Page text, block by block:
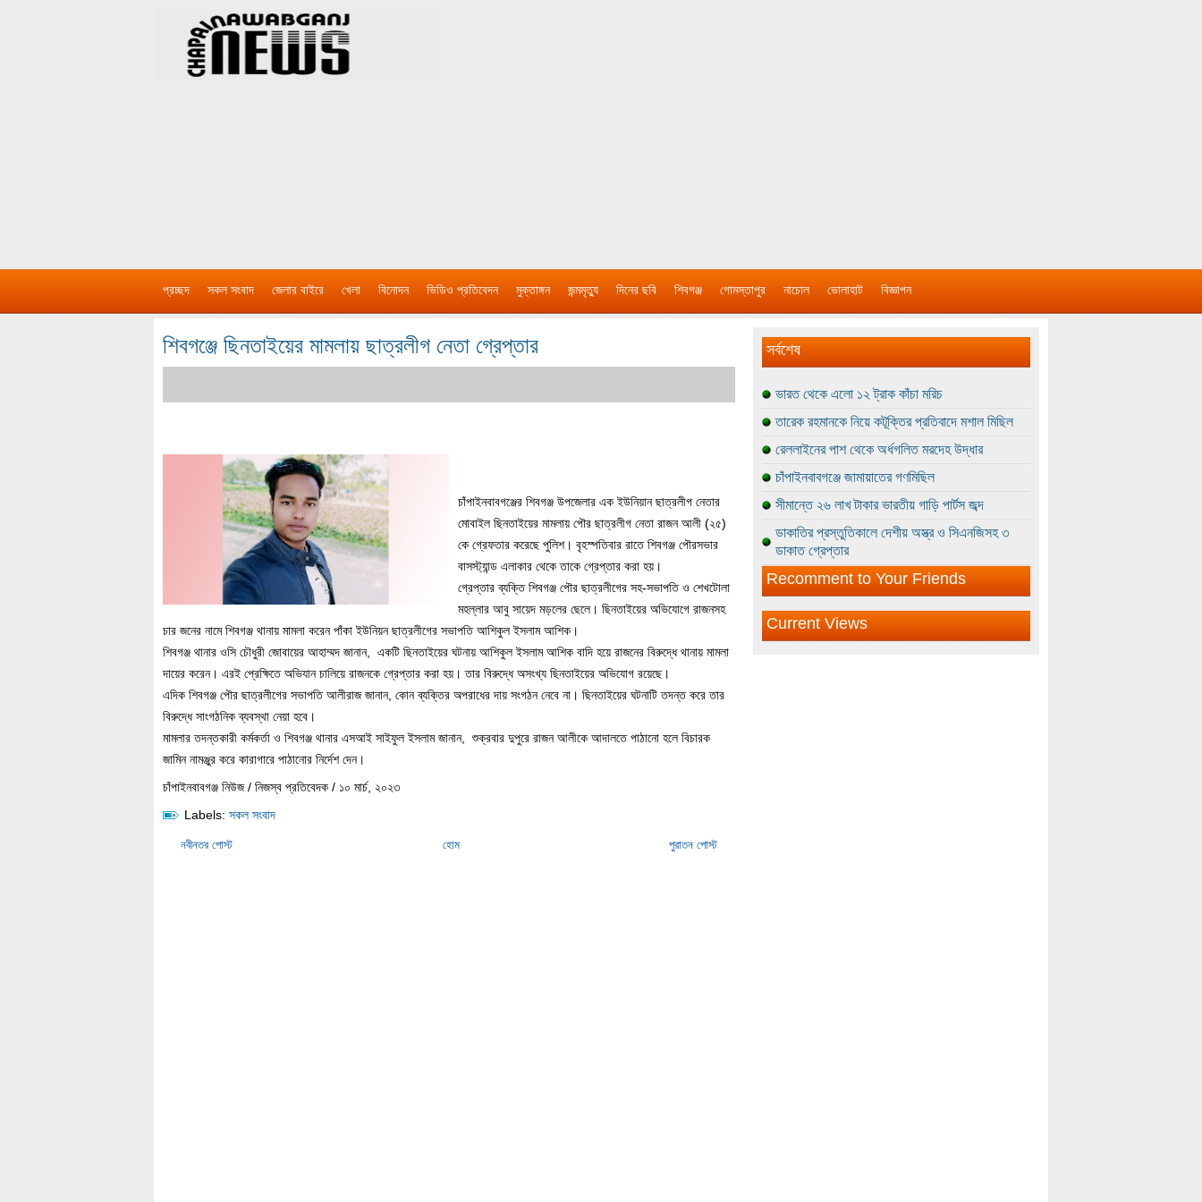
প্রচ্ছদ সকল সংবাদ জেলার বাইরে খেলা বিনোদন ভিডিও প্রতিবেদন মুক্তাঙ্গন জন্মমৃত্যু দিনের ছবি শিবগঞ্জ গোমস্তাপুর নাচোল ভোলাহাট বিজ্ঞাপন
শিবগঞ্জে ছিনতাইয়ের মামলায় ছাত্রলীগ নেতা গ্রেপ্তার
চাঁপাইনবাবগঞ্জের শিবগঞ্জ উপজেলার এক ইউনিয়ান ছাত্রলীগ নেতার
মোবাইল ছিনতাইয়ের মামলায় পৌর ছাত্রলীগ নেতা রাজন আলী (২৫)
কে গ্রেফতার করেছে পুলিশ। বৃহস্পতিবার রাতে শিবগঞ্জ পৌরসভার
বাসস্ট্যান্ড এলাকার থেকে তাকে গ্রেপ্তার করা হয়।
গ্রেপ্তার ব্যক্তি শিবগঞ্জ পৌর ছাত্রলীগের সহ-সভাপতি ও শেখটোলা
মহল্লার আবু সায়েদ মড়লের ছেলে। ছিনতাইয়ের অভিযোগে রাজনসহ
চার জনের নামে শিবগঞ্জ থানায় মামলা করেন পাঁকা ইউনিয়ন ছাত্রলীগের সভাপতি আশিকুল ইসলাম আশিক।
শিবগঞ্জ থানার ওসি চৌধুরী জোবায়ের আহাম্মদ জানান, একটি ছিনতাইয়ের ঘটনায় আশিকুল ইসলাম আশিক বাদি হয়ে রাজনের বিরুদ্ধে থানায় মামলা
দায়ের করেন। এরই প্রেক্ষিতে অভিযান চালিয়ে রাজনকে গ্রেপ্তার করা হয়। তার বিরুদ্ধে অসংখ্য ছিনতাইয়ের অভিযোগ রয়েছে।
এদিক শিবগঞ্জ পৌর ছাত্রলীগের সভাপতি আলীরাজ জানান, কোন ব্যক্তির অপরাধের দায় সংগঠন নেবে না। ছিনতাইয়ের ঘটনাটি তদন্ত করে তার
বিরুদ্ধে সাংগঠনিক ব্যবস্থা নেয়া হবে।
মামলার তদন্তকারী কর্মকর্তা ও শিবগঞ্জ থানার এসআই সাইফুল ইসলাম জানান, শুক্রবার দুপুরে রাজন আলীকে আদালতে পাঠানো হলে বিচারক
জামিন নামঞ্জুর করে কারাগারে পাঠানোর নির্দেশ দেন।
চাঁপাইনবাবগঞ্জ নিউজ / নিজস্ব প্রতিবেদক / ১০ মার্চ, ২০২৩
Labels: সকল সংবাদ
নবীনতর পোস্ট পুরাতন পোস্ট
হোম
সর্বশেষ
ভারত থেকে এলো ১২ ট্রাক কাঁচা মরিচ
তারেক রহমানকে নিয়ে কটূক্তির প্রতিবাদে মশাল মিছিল
রেললাইনের পাশ থেকে অর্ধগলিত মরদেহ উদ্ধার
চাঁপাইনবাবগঞ্জে জামায়াতের গণমিছিল
সীমান্তে ২৬ লাখ টাকার ভারতীয় গাড়ি পার্টস জব্দ
ডাকাতির প্রস্তুতিকালে দেশীয় অস্ত্র ও সিএনজিসহ ৩
ডাকাত গ্রেপ্তার
Recomment to Your Friends
Current Views